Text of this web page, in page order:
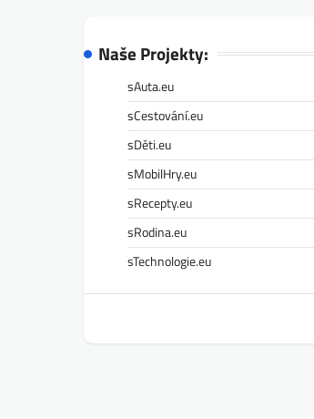
Naše Projekty:
sAuta.eu
sCestování.eu
sDěti.eu
sMobilHry.eu
sRecepty.eu
sRodina.eu
sTechnologie.eu